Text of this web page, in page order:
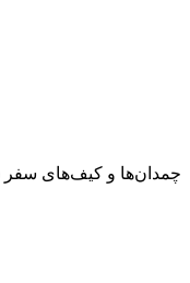
چمدان‌ها و کیف‌های